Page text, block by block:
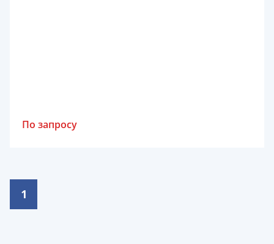
По запросу
1